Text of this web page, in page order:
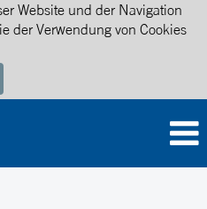
Website und der Navigation
der Verwendung von Cookies